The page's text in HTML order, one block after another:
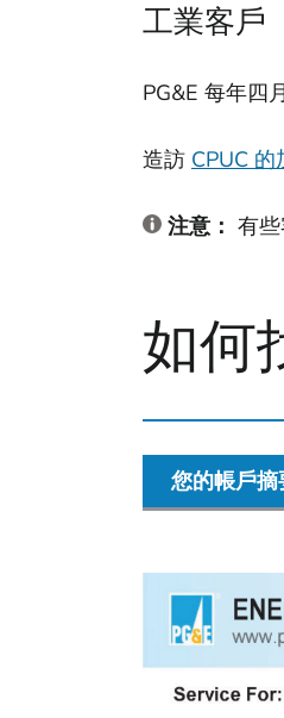
工業客戶
PG&E 每年四
造訪 CPUC
注意： 有
如何
您的帳戶摘